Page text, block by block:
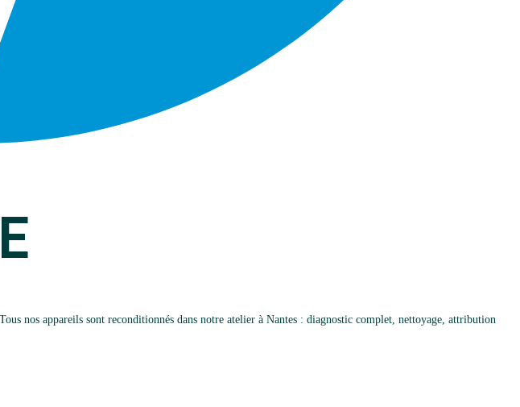
nos appareils sont reconditionnés dans notre atelier à Nantes : diagnostic complet, nettoyage, attribution